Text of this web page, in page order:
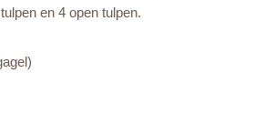
en 4 open tulpen.